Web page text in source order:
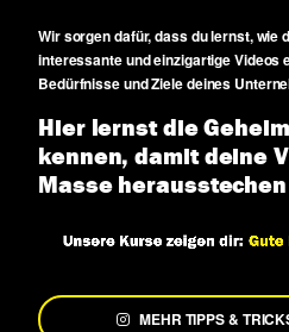
Wir sorgen dafür, dass du lernst, wie
interessante und einzigartige Videos
Bedürfnisse und Ziele deines
Hier lernst die
kennen, damit deine
Masse herausstechen
MEHR TIPPS &